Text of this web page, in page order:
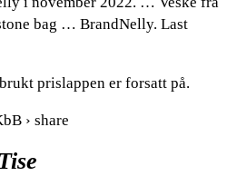
bag … BrandNelly. Last
prislappen er forsatt på.
› share